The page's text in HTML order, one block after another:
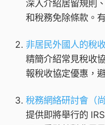
深入介紹居留規則
和稅務免除條款。
非居民外國人的稅
精簡介紹常見稅收
報稅收協定優惠，
稅務網絡研討會（
提供即將舉行的